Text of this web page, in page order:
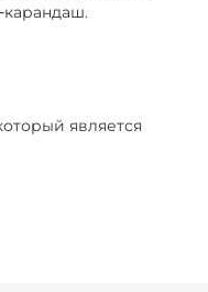
является